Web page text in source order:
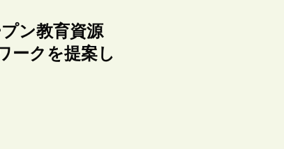
ン教育資源
ークを提案し